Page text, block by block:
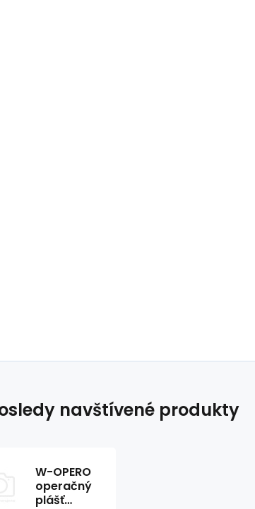
navštívené produkty
W-OPERO
operačný
plášť